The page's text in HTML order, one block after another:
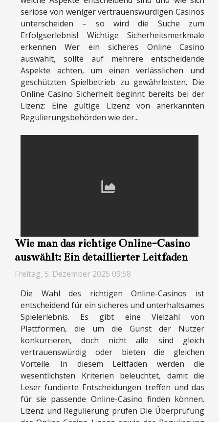
seriöse von weniger vertrauenswürdigen Casinos
unterscheiden – so wird die Suche zum
Erfolgserlebnis! Wichtige Sicherheitsmerkmale
erkennen Wer ein sicheres Online Casino
auswählt, sollte auf mehrere entscheidende
Aspekte achten, um einen verlässlichen und
geschützten Spielbetrieb zu gewährleisten. Die
Online Casino Sicherheit beginnt bereits bei der
Lizenz: Eine gültige Lizenz von anerkannten
Regulierungsbehörden wie der...
Wie man das richtige Online-Casino
auswählt: Ein detaillierter Leitfaden
Freitag, 5. Dezember 2025 09:58
Die Wahl des richtigen Online-Casinos ist
entscheidend für ein sicheres und unterhaltsames
Spielerlebnis. Es gibt eine Vielzahl von
Plattformen, die um die Gunst der Nutzer
konkurrieren, doch nicht alle sind gleich
vertrauenswürdig oder bieten die gleichen
Vorteile. In diesem Leitfaden werden die
wesentlichsten Kriterien beleuchtet, damit die
Leser fundierte Entscheidungen treffen und das
für sie passende Online-Casino finden können.
Lizenz und Regulierung prüfen Die Überprüfung